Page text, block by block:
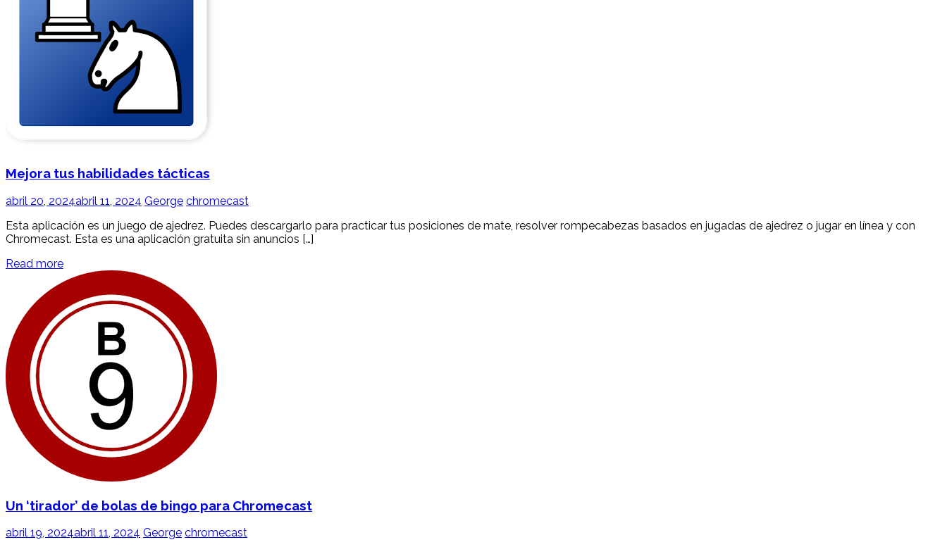
Mejora tus habilidades tácticas
abril 20, 2024abril 11, 2024 George chromecast
Esta aplicación es un juego de ajedrez. Puedes descargarlo para practicar tus posiciones de mate, resolver rompecabezas basados en jugadas de ajedrez o jugar en línea y con
Chromecast. Esta es una aplicación gratuita sin anuncios […]
Read more
Un ‘tirador’ de bolas de bingo para Chromecast
abril 19, 2024abril 11, 2024 George chromecast